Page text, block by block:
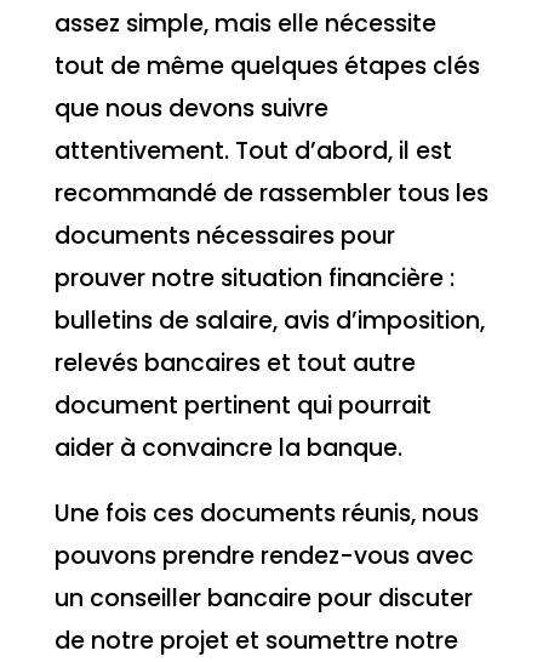
assez simple, mais elle nécessite
tout de même quelques étapes clés
que nous devons suivre
attentivement. Tout d’abord, il est
recommandé de rassembler tous les
documents nécessaires pour
prouver notre situation financière :
bulletins de salaire, avis d’imposition,
relevés bancaires et tout autre
document pertinent qui pourrait
aider à convaincre la banque.
Une fois ces documents réunis, nous
pouvons prendre rendez-vous avec
un conseiller bancaire pour discuter
de notre projet et soumettre notre